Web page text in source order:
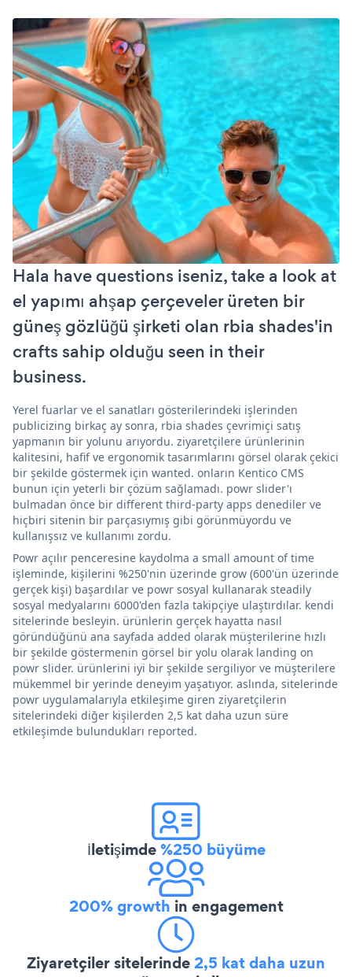
Hala have questions iseniz, take a look at
el yapımı ahşap çerçeveler üreten bir
güneş gözlüğü şirketi olan rbia shades'in
crafts sahip olduğu seen in their
business.
Yerel fuarlar ve el sanatları gösterilerindeki işlerinden
publicizing birkaç ay sonra, rbia shades çevrimiçi satış
yapmanın bir yolunu arıyordu. ziyaretçilere ürünlerinin
kalitesini, hafif ve ergonomik tasarımlarını görsel olarak çekici
bir şekilde göstermek için wanted. onların Kentico CMS
bunun için yeterli bir çözüm sağlamadı. powr slider'ı
bulmadan önce bir different third-party apps denediler ve
hiçbiri sitenin bir parçasıymış gibi görünmüyordu ve
kullanışsız ve kullanımı zordu.
Powr açılır penceresine kaydolma a small amount of time
işleminde, kişilerini %250'nin üzerinde grow (600'ün üzerinde
gerçek kişi) başardılar ve powr sosyal kullanarak steadily
sosyal medyalarını 6000'den fazla takipçiye ulaştırdılar. kendi
sitelerinde besleyin. ürünlerin gerçek hayatta nasıl
göründüğünü ana sayfada added olarak müşterilerine hızlı
bir şekilde göstermenin görsel bir yolu olarak landing on
powr slider. ürünlerini iyi bir şekilde sergiliyor ve müşterilere
mükemmel bir yerinde deneyim yaşatıyor. aslında, sitelerinde
powr uygulamalarıyla etkileşime giren ziyaretçilerin
sitelerindeki diğer kişilerden 2,5 kat daha uzun süre
etkileşimde bulundukları reported.
İletişimde%250 büyüme
200% growth in engagement
Ziyaretçiler sitelerinde2,5 kat daha uzun